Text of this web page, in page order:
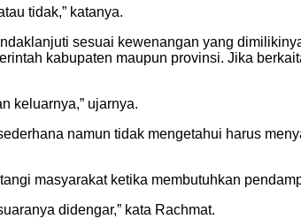
tidak,” katanya.
sesuai kewenangan yang
kabupaten maupun provinsi. Jika
keluarnya,” ujarnya.
namun tidak mengetahui harus
masyarakat ketika membutuhkan
didengar,” kata Rachmat.